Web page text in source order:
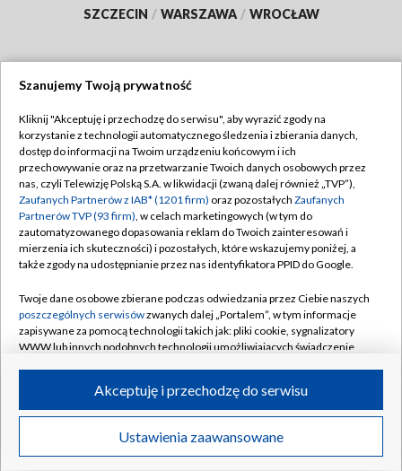
SZCZECIN / WARSZAWA / WROCŁAW
TVP
Abonament TVP
Emisja w TVP
Centrum informacji TVP
Naziemna Telewizja Cyfrowa
Rada Programowa
System NOS
Informacje o nadawcy
Program dla prasy
Ogłoszenie przetargowe
Regulamin TVP
Polityka prywatności
Moje zgody
Pomoc
Kontakt
Kanały
©2026 Telewizja Polska S.A. w likwidacji
Szanujemy Twoją prywatność
Kliknij "Akceptuję i przechodzę do serwisu", aby wyrazić zgody na
korzystanie z technologii automatycznego śledzenia i zbierania danych,
dostęp do informacji na Twoim urządzeniu końcowym i ich
przechowywanie oraz na przetwarzanie Twoich danych osobowych przez
nas, czyli Telewizję Polską S.A. w likwidacji (zwaną dalej również „TVP”),
Zaufanych Partnerów z IAB* (1201 firm) oraz pozostałych Zaufanych
Partnerów TVP (93 firm), w celach marketingowych (w tym do
zautomatyzowanego dopasowania reklam do Twoich zainteresowań i
mierzenia ich skuteczności) i pozostałych, które wskazujemy poniżej, a
także zgody na udostępnianie przez nas identyfikatora PPID do Google.
Twoje dane osobowe zbierane podczas odwiedzania przez Ciebie naszych
poszczególnych serwisówzwanych dalej „Portalem”, w tym informacje
zapisywane za pomocą technologii takich jak: pliki cookie, sygnalizatory
WWW lub innych podobnych technologii umożliwiających świadczenie
ruchu w Internecie.
Twoje dane osobowe zbierane podczas odwiedzania przez Ciebie
poszczególnych serwisówna Portalu, takie jak adresy IP, identyfikatory
Ustawienia zaawansowane
Akceptuję i przechodzę do serwisu